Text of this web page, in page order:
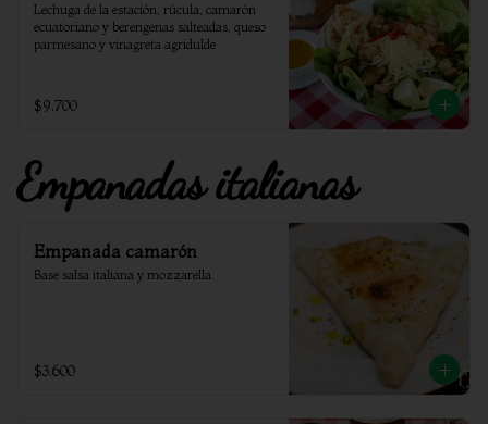
Lechuga de la estación, rúcula, camarón
ecuatoriano y berengenas salteadas, queso
parmesano y vinagreta agridulde
$9.700
Empanadas italianas
Empanada camarón
Base salsa italiana y mozzarella
$3.600